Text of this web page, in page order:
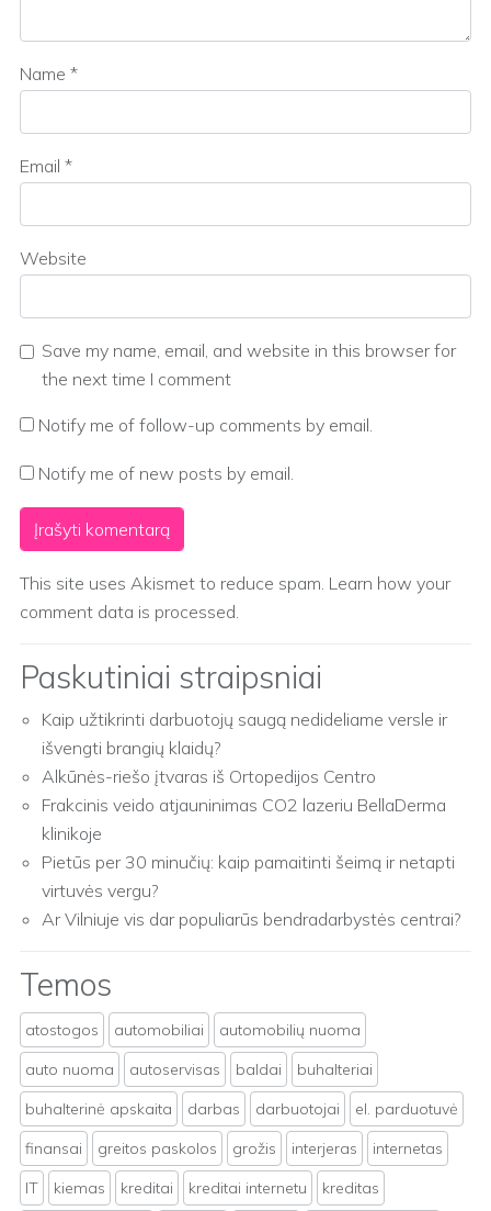
Name *
Email *
Website
Save my name, email, and website in this browser for
the next time I comment
Notify me of follow-up comments by email.
Notify me of new posts by email.
This site uses Akismet to reduce spam. Learn how your
comment data is processed.
Paskutiniai straipsniai
Kaip užtikrinti darbuotojų saugą nedideliame versle ir
išvengti brangių klaidų?
Alkūnės-riešo įtvaras iš Ortopedijos Centro
Frakcinis veido atjauninimas CO2 lazeriu BellaDerma
klinikoje
Pietūs per 30 minučių: kaip pamaitinti šeimą ir netapti
virtuvės vergu?
Ar Vilniuje vis dar populiarūs bendradarbystės centrai?
Temos
atostogos automobiliai
automobilių nuoma
auto nuoma
autoservisas baldai
buhalteriai
buhalterinė apskaita
darbas darbuotojai
el. parduotuvė
finansai
greitos paskolos grožis interjeras
internetas
IT
kiemas kreditai kreditai internetu
kreditas